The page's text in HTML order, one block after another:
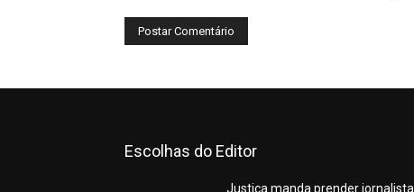
Escolhas do Editor
Justiça manda prender jornalista